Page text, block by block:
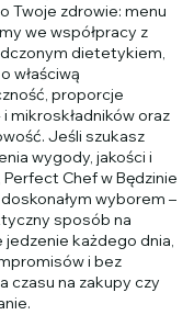
Twoje zdrowie: menu
we współpracy z
dietetykiem,
właściwą
proporcje
mikroskładników oraz
Jeśli szukasz
wygody, jakości i
Perfect Chef w Będzinie
wyborem –
sposób na
jedzenie każdego dnia,
i bez
czasu na zakupy czy